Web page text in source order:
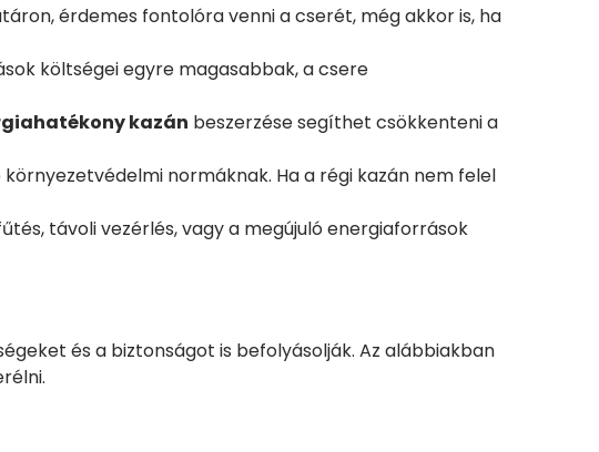
érdemes fontolóra venni a cserét, még akkor is, ha
költségei egyre magasabbak, a csere
kazán beszerzése segíthet csökkenteni a
normáknak. Ha a régi kazán nem felel
távoli vezérlés, vagy a megújuló energiaforrások
és a biztonságot is befolyásolják. Az alábbiakban